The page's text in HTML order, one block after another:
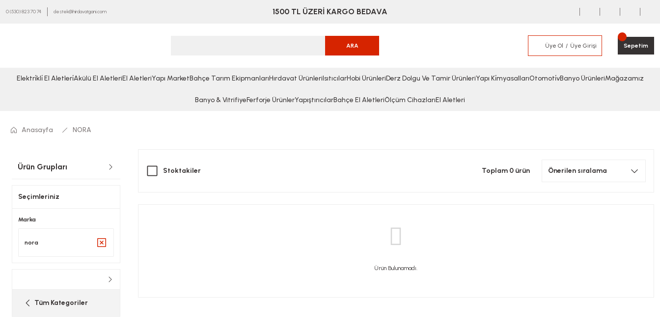
0 (530) 823 70 74 destek@hirdavatgani.com 1500 TL ÜZERİ KARGO BEDAVA
ARA Üye Ol Üye Girişi Sepetim
Elektri̇kli̇ El Aletleri̇Akülü El AletleriEl AletleriYapı MarketBahçe Tarım EkipmanlarıHırdavat ÜrünleriIsıtıcılarHobi ÜrünleriDerz Dolgu Ve Tamir ÜrünleriYapı Ki̇myasallarıOtomoti̇vBanyo ÜrünleriMağazamız
Banyo & VitrifiyeFerforje ÜrünlerYapıştırıcılarBahçe El AletleriÖlçüm CihazlarıEl Aletleri
Anasayfa NORA
Ürün Grupları
Seçimleriniz
Marka
nora
Tüm Kategoriler
Stoktakiler Toplam 0 ürün
Ürün Bulunamadı.